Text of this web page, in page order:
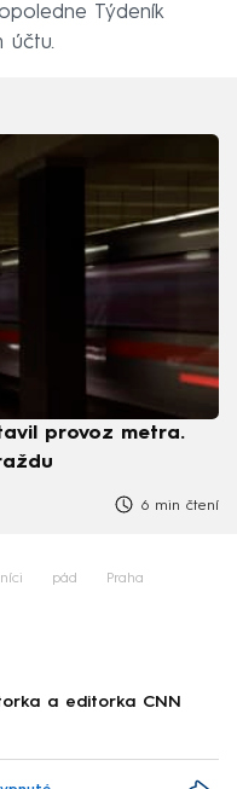
Týdeník
účtu.
provoz metra.
6 min čtení
pád Praha
a editorka CNN